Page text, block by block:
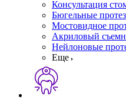
Консультация
Бюгельные
Мостовидное
Акриловый
Нейлоновые
Еще